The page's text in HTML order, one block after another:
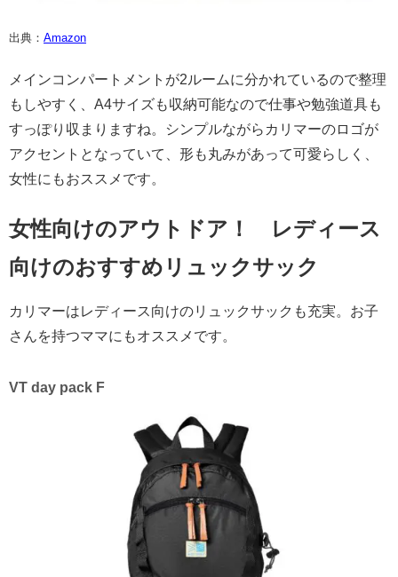
出典： Amazon
メインコンパートメントが2ルームに分かれているので整理
もしやすく、A4サイズも収納可能なので仕事や勉強道具も
すっぽり収まりますね。シンプルながらカリマーのロゴが
アクセントとなっていて、形も丸みがあって可愛らしく、
女性にもおススメです。
女性向けのアウトドア！ レディース
向けのおすすめリュックサック
カリマーはレディース向けのリュックサックも充実。お子
さんを持つママにもオススメです。
VT day pack F